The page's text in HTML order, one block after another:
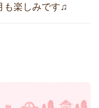
も楽しみです♫